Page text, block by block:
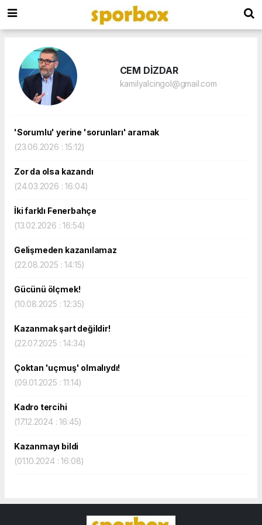
CEM DİZDAR
kamilyalcingol@gmail.com
'Sorumlu' yerine 'sorunları' aramak
(23.06.2026 : 15:12)
Zor da olsa kazandı
(24.03.2026 : 16:04)
İki farklı Fenerbahçe
(13.02.2026 : 16:54)
Gelişmeden kazanılamaz
(22.08.2025 : 14:15)
Gücünü ölçmek!
(10.08.2025 : 12:35)
Kazanmak şart değildir!
(22.07.2025 : 14:34)
Çoktan 'uçmuş' olmalıydı!
(09.01.2025 : 11:14)
Kadro tercihi
(17.12.2024 : 16:45)
Kazanmayı bildi
(01.10.2024 : 16:08)